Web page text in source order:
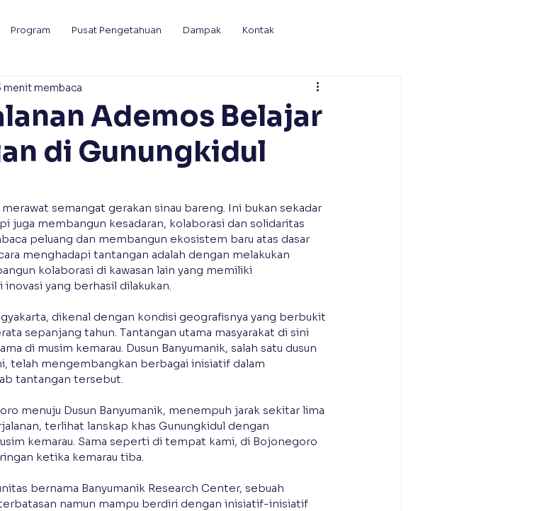
Program Pusat Pengetahuan Dampak Kontak
Ademos Belajar
di Gunungkidul
menit membaca
semangat gerakan sinau bareng. Ini bukan sekadar
membangun kesadaran, kolaborasi dan solidaritas
peluang dan membangun ekosistem baru atas dasar
menghadapi tantangan adalah dengan melakukan
kolaborasi di kawasan lain yang memiliki
yang berhasil dilakukan.
dikenal dengan kondisi geografisnya yang berbukit
sepanjang tahun. Tantangan utama masyarakat di sini
di musim kemarau. Dusun Banyumanik, salah satu dusun
telah mengembangkan berbagai inisiatif dalam
tantangan tersebut.
menuju Dusun Banyumanik, menempuh jarak sekitar lima
terlihat lanskap khas Gunungkidul dengan
kemarau. Sama seperti di tempat kami, di Bojonegoro
ketika kemarau tiba.
bernama Banyumanik Research Center, sebuah
namun mampu berdiri dengan inisiatif-inisiatif